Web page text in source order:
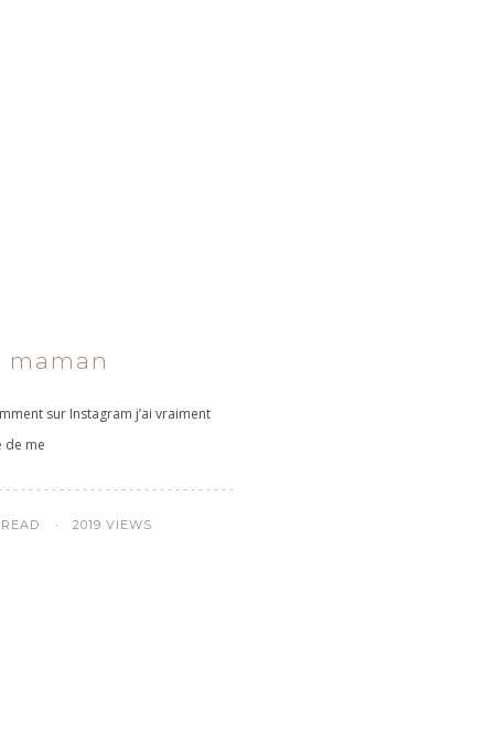
sur Instagram j’ai vraiment
de me
2019 VIEWS